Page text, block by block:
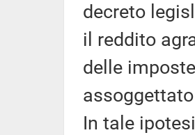
decreto
il reddito
delle
In tale